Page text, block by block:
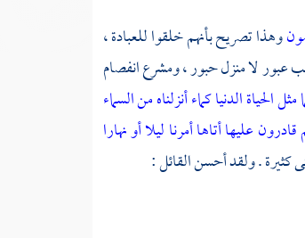
وهذا تصريح بأنهم خلقوا للعبادة ،
عبور لا منزل حبور ، ومشرع انفصام
مثل الحياة الدنيا كماء أنزلناه من السماء
عليها أتاها أمرنا ليلا أو نهارا
كثيرة . ولقد أحسن القائل :